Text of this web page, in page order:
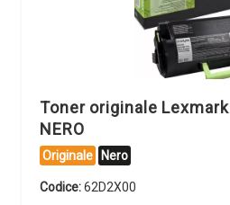
Toner originale
NERO
Originale Nero
Codice:62D2X00